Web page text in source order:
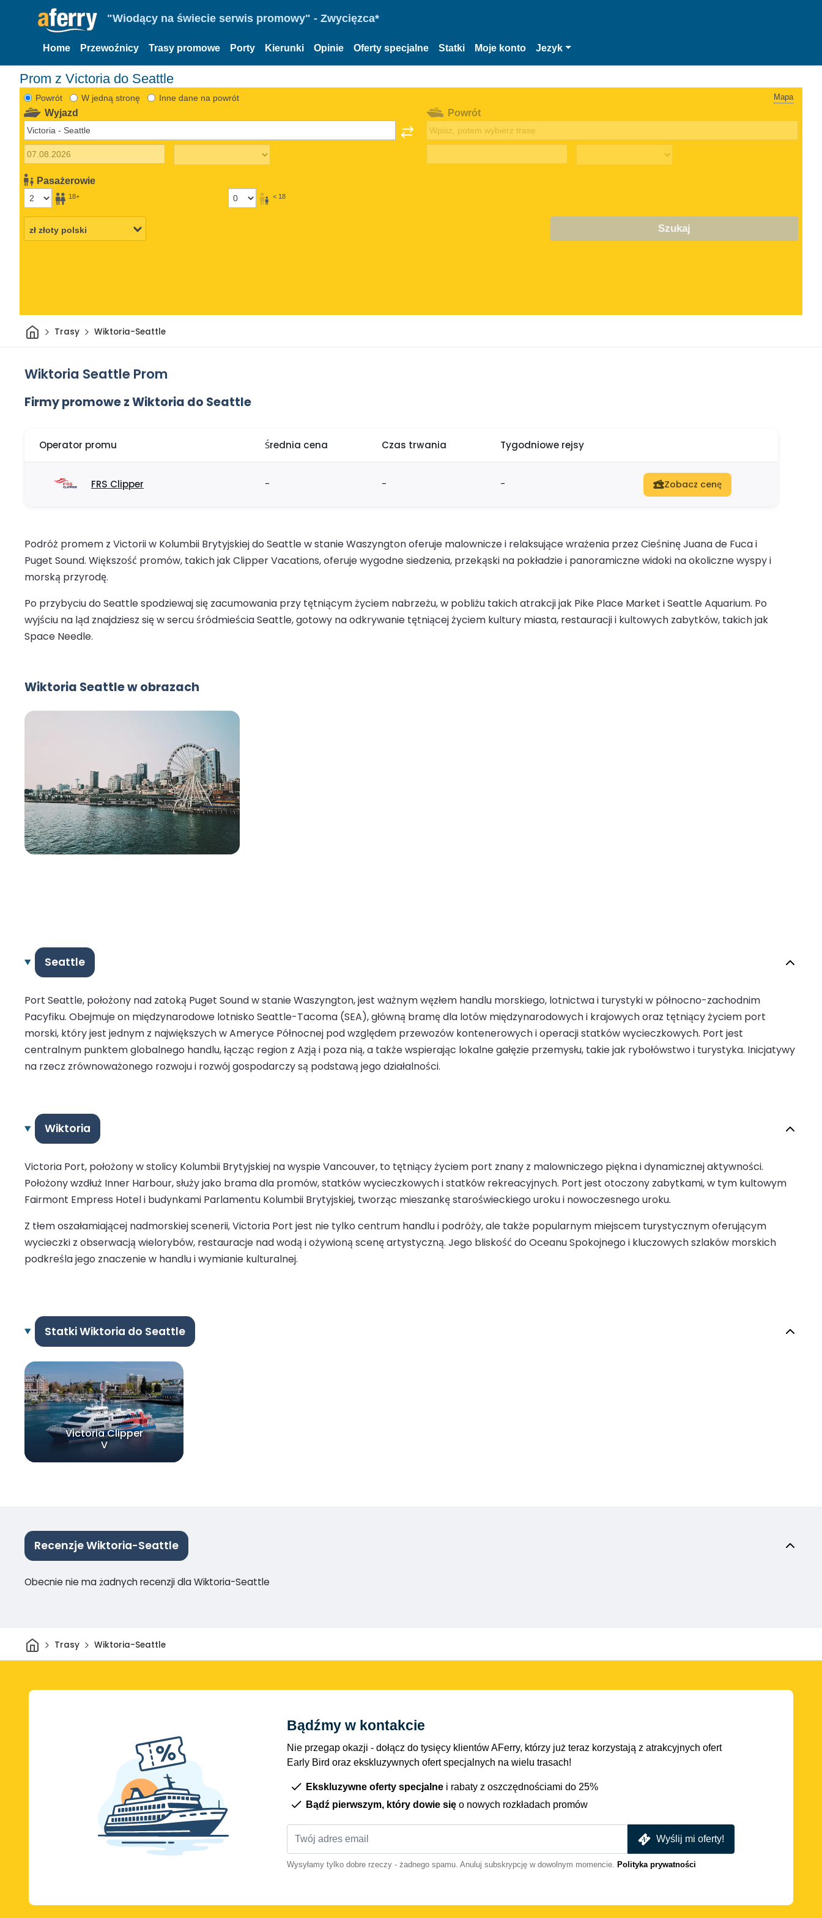
"Wiodący na świecie serwis promowy" - Zwycięzca*
Home Przewoźnicy Trasy promowe Porty Kierunki Opinie Oferty specjalne Statki Moje konto Jezyk
Prom z Victoria do Seattle
Powrót W jedną stronę Inne dane na powrót Mapa
Wyjazd
Pasażerowie
18+ < 18
Powrót
Szukaj
DomTrasy Wiktoria-Seattle
Wiktoria Seattle Prom
Firmy promowe z Wiktoria do Seattle
Operator promu Średnia cena Czas trwania Tygodniowe rejsy
FRS Clipper - - - Zobacz cenę
Podróż promem z Victorii w Kolumbii Brytyjskiej do Seattle w stanie Waszyngton oferuje malownicze i relaksujące wrażenia przez Cieśninę Juana de Fuca i
Puget Sound. Większość promów, takich jak Clipper Vacations, oferuje wygodne siedzenia, przekąski na pokładzie i panoramiczne widoki na okoliczne wyspy i
morską przyrodę.
Po przybyciu do Seattle spodziewaj się zacumowania przy tętniącym życiem nabrzeżu, w pobliżu takich atrakcji jak Pike Place Market i Seattle Aquarium. Po
wyjściu na ląd znajdziesz się w sercu śródmieścia Seattle, gotowy na odkrywanie tętniącej życiem kultury miasta, restauracji i kultowych zabytków, takich jak
Space Needle.
Wiktoria Seattle w obrazach
Seattle
Port Seattle, położony nad zatoką Puget Sound w stanie Waszyngton, jest ważnym węzłem handlu morskiego, lotnictwa i turystyki w północno-zachodnim
Pacyfiku. Obejmuje on międzynarodowe lotnisko Seattle-Tacoma (SEA), główną bramę dla lotów międzynarodowych i krajowych oraz tętniący życiem port
morski, który jest jednym z największych w Ameryce Północnej pod względem przewozów kontenerowych i operacji statków wycieczkowych. Port jest
centralnym punktem globalnego handlu, łącząc region z Azją i poza nią, a także wspierając lokalne gałęzie przemysłu, takie jak rybołówstwo i turystyka. Inicjatywy
na rzecz zrównoważonego rozwoju i rozwój gospodarczy są podstawą jego działalności.
Wiktoria
Victoria Port, położony w stolicy Kolumbii Brytyjskiej na wyspie Vancouver, to tętniący życiem port znany z malowniczego piękna i dynamicznej aktywności.
Położony wzdłuż Inner Harbour, służy jako brama dla promów, statków wycieczkowych i statków rekreacyjnych. Port jest otoczony zabytkami, w tym kultowym
Fairmont Empress Hotel i budynkami Parlamentu Kolumbii Brytyjskiej, tworząc mieszankę staroświeckiego uroku i nowoczesnego uroku.
Z tłem oszałamiającej nadmorskiej scenerii, Victoria Port jest nie tylko centrum handlu i podróży, ale także popularnym miejscem turystycznym oferującym
wycieczki z obserwacją wielorybów, restauracje nad wodą i ożywioną scenę artystyczną. Jego bliskość do Oceanu Spokojnego i kluczowych szlaków morskich
podkreśla jego znaczenie w handlu i wymianie kulturalnej.
Statki Wiktoria do Seattle
Victoria Clipper
V
Recenzje Wiktoria-Seattle
Obecnie nie ma żadnych recenzji dla Wiktoria-Seattle
DomTrasy Wiktoria-Seattle
Bądźmy w kontakcie
Nie przegap okazji - dołącz do tysięcy klientów AFerry, którzy już teraz korzystają z atrakcyjnych ofert
Early Bird oraz ekskluzywnych ofert specjalnych na wielu trasach!
Ekskluzywne oferty specjalne i rabaty z oszczędnościami do 25%
Bądź pierwszym, który dowie się o nowych rozkładach promów
Wyślij mi oferty!
Wysyłamy tylko dobre rzeczy - żadnego spamu. Anuluj subskrypcję w dowolnym momencie. Polityka prywatności